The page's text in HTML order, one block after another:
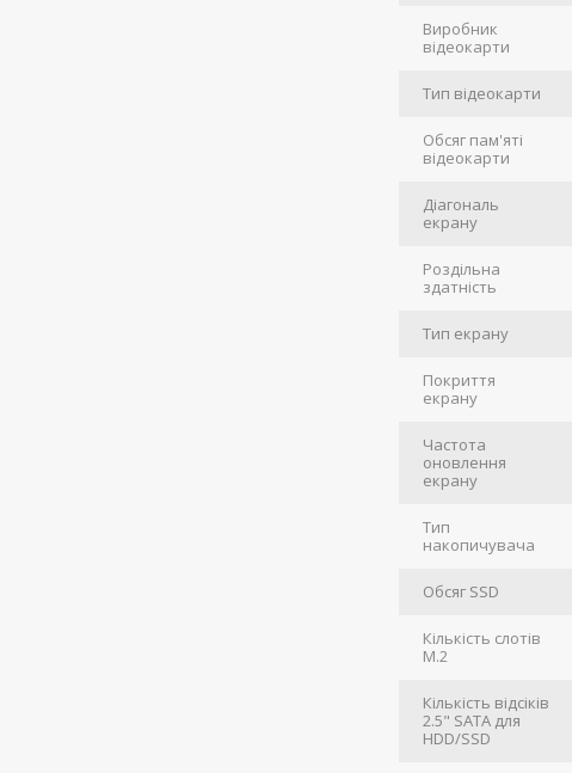
Виробник
відеокарти
Тип відеокарти
Обсяг пам'яті
відеокарти
Діагональ
екрану
Роздільна
здатність
Тип екрану
Покриття
екрану
Частота
оновлення
екрану
Тип
накопичувача
Обсяг SSD
Кількість слотів
M.2
Кількість відсіків
2.5" SATA для
HDD/SSD